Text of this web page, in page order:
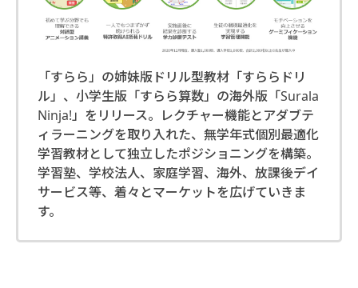
「すらら」の姉妹版ドリル型教材「すららドリ
ル」、小学生版「すらら算数」の海外版「Surala
Ninja!」をリリース。レクチャー機能とアダブテ
ィラーニングを取り入れた、無学年式個別最適化
学習教材として独立したポジショニングを構築。
学習塾、学校法人、家庭学習、海外、放課後デイ
サービス等、着々とマーケットを広げていきま
す。